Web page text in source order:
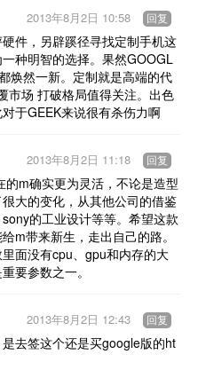
件，另辟蹊径寻找定制手机这
种明智的选择。果然GOOGL
焕然一新。定制就是高端的代
市场 打破格局值得关注。出色
于GEEK来说很有杀伤力啊
2013年8月2日 10:58 回复
m确实更为灵活，不论是造型
大的变化，从其他公司的借鉴
的工业设计等等。希望这款
m带来新生，走出自己的路。
面没有cpu、gpu和内存的大
要参数之一。
2013年8月2日 11:18 回复
去签这个还是买google版的ht
2013年8月2日 12:43 回复